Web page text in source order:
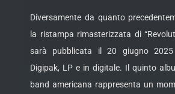
Diversamente da quanto
la ristampa rimasterizzata di
sarà pubblicata il 20 giugno
Digipak, LP e in digitale. Il quinto
band americana rappresenta un